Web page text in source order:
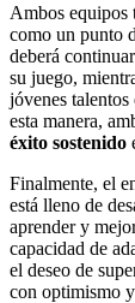
Ambos equipos
como un punto
deberá
su juego,
jóvenes
esta manera,
éxito sostenido
Finalmente, el
está lleno de
aprender y
capacidad de
el deseo de
con optimismo